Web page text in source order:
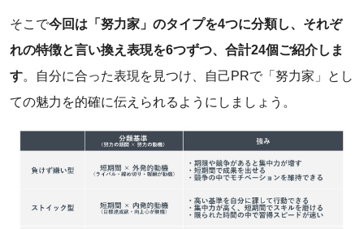
そこで今回は「努力家」のタイプを4つに分類し、それぞ
れの特徴と言い換え表現を6つずつ、合計24個ご紹介しま
す。自分に合った表現を見つけ、自己PRで「努力家」とし
ての魅力を的確に伝えられるようにしましょう。